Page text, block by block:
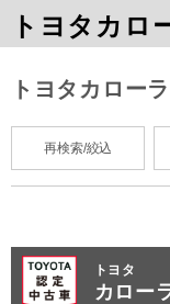
トヨタカロ
トヨタカロー
再検索/絞込
トヨタ
カロー